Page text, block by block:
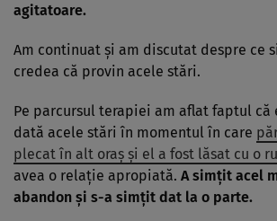
agitatoare.
Am continuat și am discutat despre ce
credea că provin acele stări.
Pe parcursul terapiei am aflat faptul
dată acele stări în momentul în care
plecat în alt oraș și el a fost lăsat cu o
avea o relație apropiată. A simțit acel
abandon și s-a simțit dat la o parte.